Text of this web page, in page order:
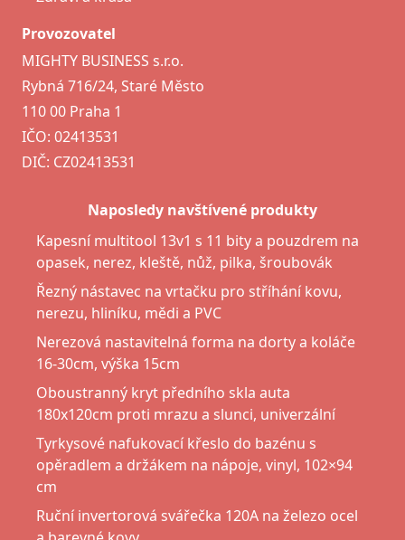
Provozovatel
MIGHTY BUSINESS s.r.o.
Rybná 716/24, Staré Město
110 00 Praha 1
IČO: 02413531
DIČ: CZ02413531
Naposledy navštívené produkty
Kapesní multitool 13v1 s 11 bity a pouzdrem na
opasek, nerez, kleště, nůž, pilka, šroubovák
Řezný nástavec na vrtačku pro stříhání kovu,
nerezu, hliníku, mědi a PVC
Nerezová nastavitelná forma na dorty a koláče
16-30cm, výška 15cm
Oboustranný kryt předního skla auta
180x120cm proti mrazu a slunci, univerzální
Tyrkysové nafukovací křeslo do bazénu s
opěradlem a držákem na nápoje, vinyl, 102×94
cm
Ruční invertorová svářečka 120A na železo ocel